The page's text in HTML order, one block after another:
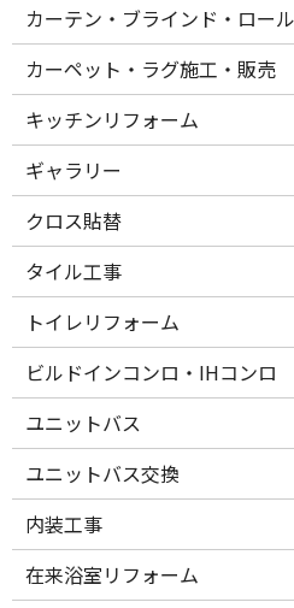
カーテン・ブラインド・ロー
カーペット・ラグ施工・販売
キッチンリフォーム
ギャラリー
クロス貼替
タイル工事
トイレリフォーム
ビルドインコンロ・IHコンロ
ユニットバス
ユニットバス交換
内装工事
在来浴室リフォーム